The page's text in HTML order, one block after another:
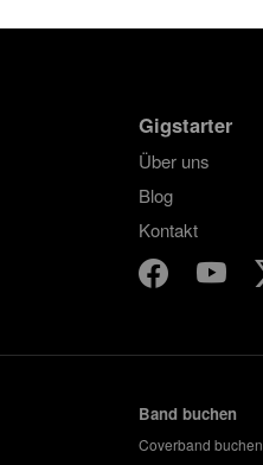
Gigstarter
Über uns
Blog
Kontakt
Band buchen
Coverband buchen